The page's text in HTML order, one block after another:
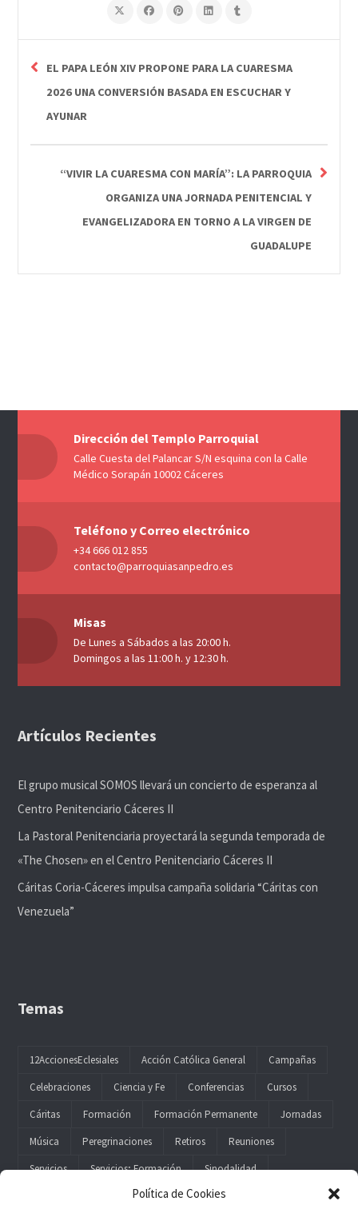
Política de Cookies
EL PAPA LEÓN XIV PROPONE PARA LA CUARESMA
2026 UNA CONVERSIÓN BASADA EN ESCUCHAR Y
AYUNAR
“VIVIR LA CUARESMA CON MARÍA”: LA PARROQUIA
ORGANIZA UNA JORNADA PENITENCIAL Y
EVANGELIZADORA EN TORNO A LA VIRGEN DE
GUADALUPE
Dirección del Templo Parroquial
Calle Cuesta del Palancar S/N esquina con la Calle
Médico Sorapán 10002 Cáceres
Teléfono y Correo electrónico
+34 666 012 855
contacto@parroquiasanpedro.es
Misas
De Lunes a Sábados a las 20:00 h.
Domingos a las 11:00 h. y 12:30 h.
Artículos Recientes
El grupo musical SOMOS llevará un concierto de esperanza al
Centro Penitenciario Cáceres II
La Pastoral Penitenciaria proyectará la segunda temporada de
«The Chosen» en el Centro Penitenciario Cáceres II
Cáritas Coria-Cáceres impulsa campaña solidaria “Cáritas con
Venezuela”
Temas
12AccionesEclesiales Acción Católica General
Campañas
Celebraciones
Ciencia y Fe Conferencias
Cursos
Cáritas
Formación Formación Permanente
Jornadas
Música
Peregrinaciones Retiros
Reuniones
Servicios
Servicios; Formación Sinodalidad